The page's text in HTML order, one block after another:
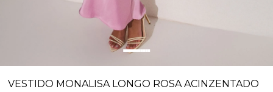
VESTIDO MONALISA LONGO ROSA ACINZENTADO